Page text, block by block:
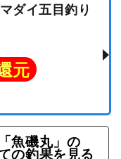
ダイ五目釣り
元
「魚磯丸」の
の釣果を見る